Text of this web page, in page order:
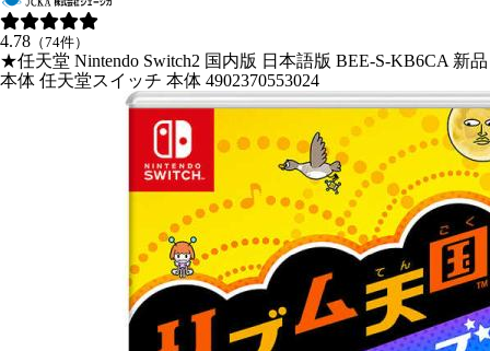
4.78 （74件）
★任天堂 Nintendo Switch2 国内版 日本語版 BEE-S-KB6CA 新品
本体 任天堂スイッチ 本体 4902370553024